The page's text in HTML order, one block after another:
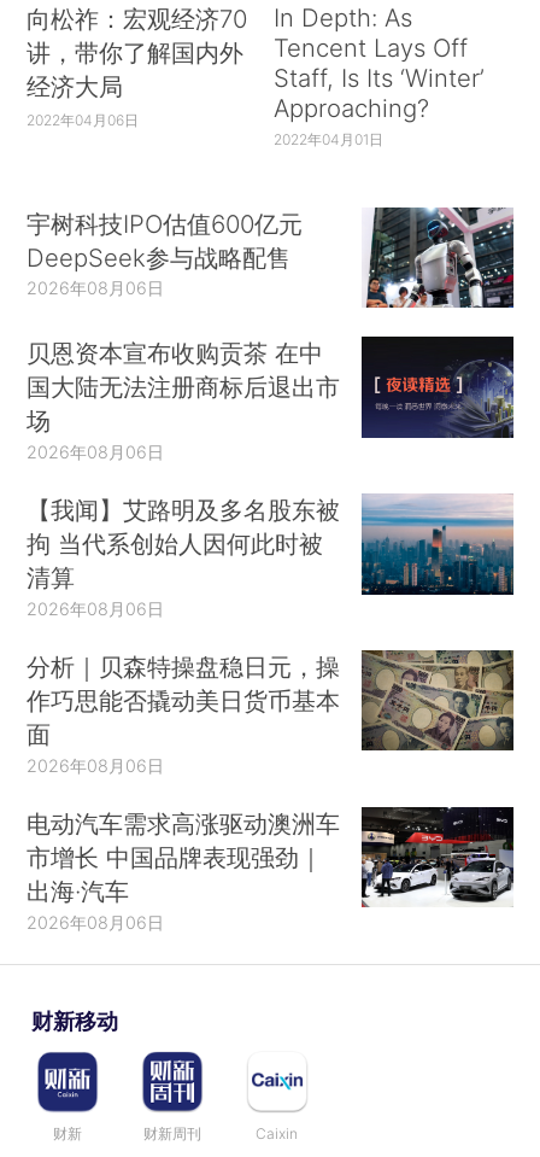
向松祚：宏观经济70
讲，带你了解国内外
经济大局
2022年04月06日
In Depth: As
Tencent Lays Off
Staff, Is Its ‘Winter’
Approaching?
2022年04月01日
宇树科技IPO估值600亿元
DeepSeek参与战略配售
2026年08月06日
贝恩资本宣布收购贡茶 在中
国大陆无法注册商标后退出市
场
2026年08月06日
【我闻】艾路明及多名股东被
拘 当代系创始人因何此时被
清算
2026年08月06日
分析｜贝森特操盘稳日元，操
作巧思能否撬动美日货币基本
面
2026年08月06日
电动汽车需求高涨驱动澳洲车
市增长 中国品牌表现强劲｜
出海·汽车
2026年08月06日
财新移动
财新 财新周刊 Caixin